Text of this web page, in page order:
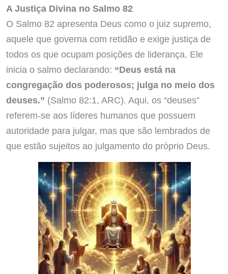
A Justiça Divina no Salmo 82
O Salmo 82 apresenta Deus como o juiz supremo,
aquele que governa com retidão e exige justiça de
todos os que ocupam posições de liderança. Ele
inicia o salmo declarando: “Deus está na
congregação dos poderosos; julga no meio dos
deuses.” (Salmo 82:1, ARC). Aqui, os “deuses”
referem-se aos líderes humanos que possuem
autoridade para julgar, mas que são lembrados de
que estão sujeitos ao julgamento do próprio Deus.